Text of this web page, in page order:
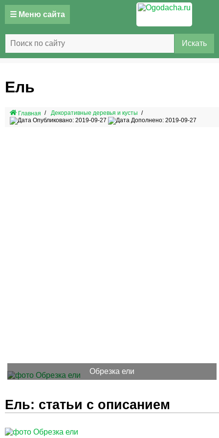
☰ Меню сайта
Искать
Ель
Главная
Декоративные деревья и кусты
Опубликовано: 2019-09-27
Дополнено: 2019-09-27
Обрезка ели
Ель: статьи с описанием